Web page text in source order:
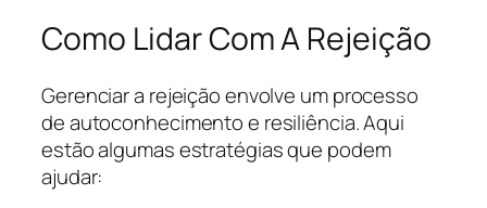
Como Lidar Com A Rejeição
Gerenciar a rejeição envolve um processo
de autoconhecimento e resiliência. Aqui
estão algumas estratégias que podem
ajudar: